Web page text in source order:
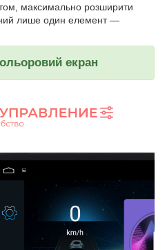
максимально розширити
лише один елемент —
екран